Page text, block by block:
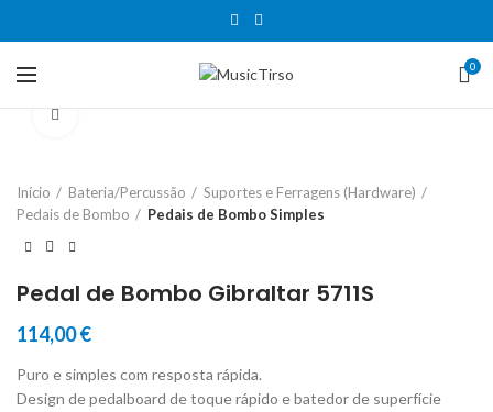
0
Início Bateria/Percussão
Suportes e Ferragens (Hardware)
Pedais de Bombo
Pedais de Bombo Simples
Pedal de Bombo Gibraltar 5711S
114,00€
Puro e simples com resposta rápida.
Design de pedalboard de toque rápido e batedor de superfície